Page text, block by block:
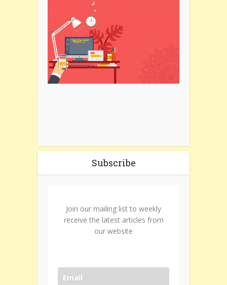
Subscribe
Join our mailing list to weekly
receive the latest articles from
our website